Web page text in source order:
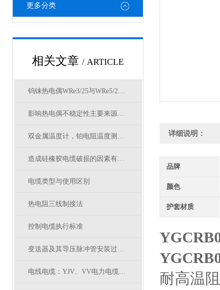
更多分类
相关文章 / ARTICLE
钨铼热电偶WRe3/25与WRe5/26的区别
影响热电偶不稳定性主要来源是什么呢
双金属温度计，铂电阻温度测量方法
造成硅橡胶电缆破损的因素有哪些
电缆类型与使用区别
热电阻三线制接法
控制电缆执行标准
变送器及其导压脉冲管安装过程中的注意事项
电线电缆：YJV、VV电力电缆有什么区别
详细说明：
品牌
颜色
护套材质
耐高温